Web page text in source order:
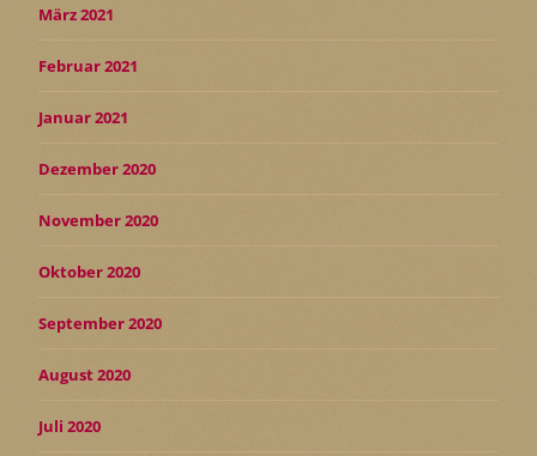
März 2021
Februar 2021
Januar 2021
Dezember 2020
November 2020
Oktober 2020
September 2020
August 2020
Juli 2020